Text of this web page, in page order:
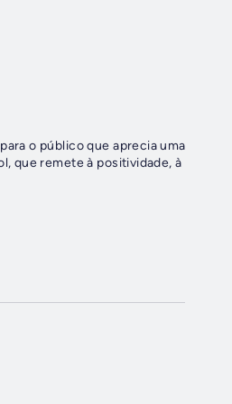
o público que aprecia uma
que remete à positividade, à